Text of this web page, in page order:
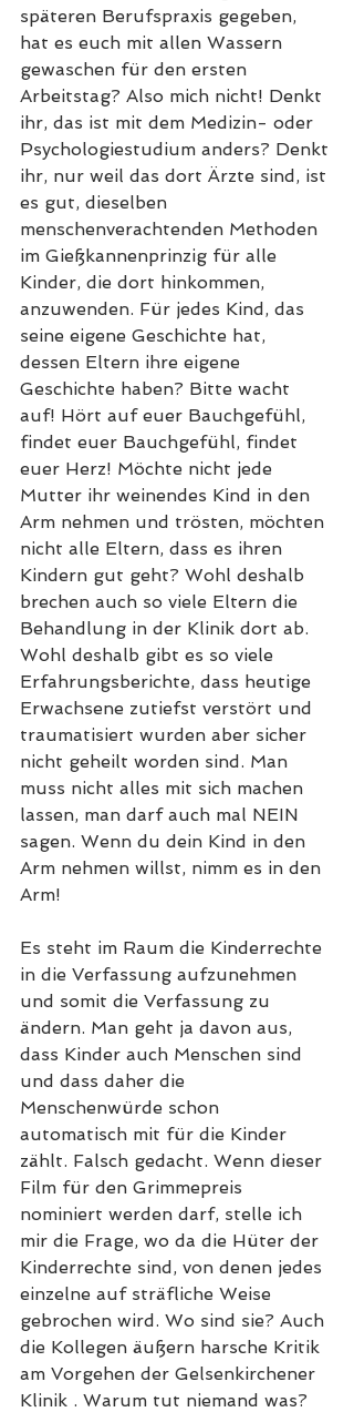
späteren Berufspraxis gegeben,
hat es euch mit allen Wassern
gewaschen für den ersten
Arbeitstag? Also mich nicht! Denkt
ihr, das ist mit dem Medizin- oder
Psychologiestudium anders? Denkt
ihr, nur weil das dort Ärzte sind, ist
es gut, dieselben
menschenverachtenden Methoden
im Gießkannenprinzig für alle
Kinder, die dort hinkommen,
anzuwenden. Für jedes Kind, das
seine eigene Geschichte hat,
dessen Eltern ihre eigene
Geschichte haben? Bitte wacht
auf! Hört auf euer Bauchgefühl,
findet euer Bauchgefühl, findet
euer Herz! Möchte nicht jede
Mutter ihr weinendes Kind in den
Arm nehmen und trösten, möchten
nicht alle Eltern, dass es ihren
Kindern gut geht? Wohl deshalb
brechen auch so viele Eltern die
Behandlung in der Klinik dort ab.
Wohl deshalb gibt es so viele
Erfahrungsberichte, dass heutige
Erwachsene zutiefst verstört und
traumatisiert wurden aber sicher
nicht geheilt worden sind. Man
muss nicht alles mit sich machen
lassen, man darf auch mal NEIN
sagen. Wenn du dein Kind in den
Arm nehmen willst, nimm es in den
Arm!
Es steht im Raum die Kinderrechte
in die Verfassung aufzunehmen
und somit die Verfassung zu
ändern. Man geht ja davon aus,
dass Kinder auch Menschen sind
und dass daher die
Menschenwürde schon
automatisch mit für die Kinder
zählt. Falsch gedacht. Wenn dieser
Film für den Grimmepreis
nominiert werden darf, stelle ich
mir die Frage, wo da die Hüter der
Kinderrechte sind, von denen jedes
einzelne auf sträfliche Weise
gebrochen wird. Wo sind sie? Auch
die Kollegen äußern harsche Kritik
am Vorgehen der Gelsenkirchener
Klinik . Warum tut niemand was?